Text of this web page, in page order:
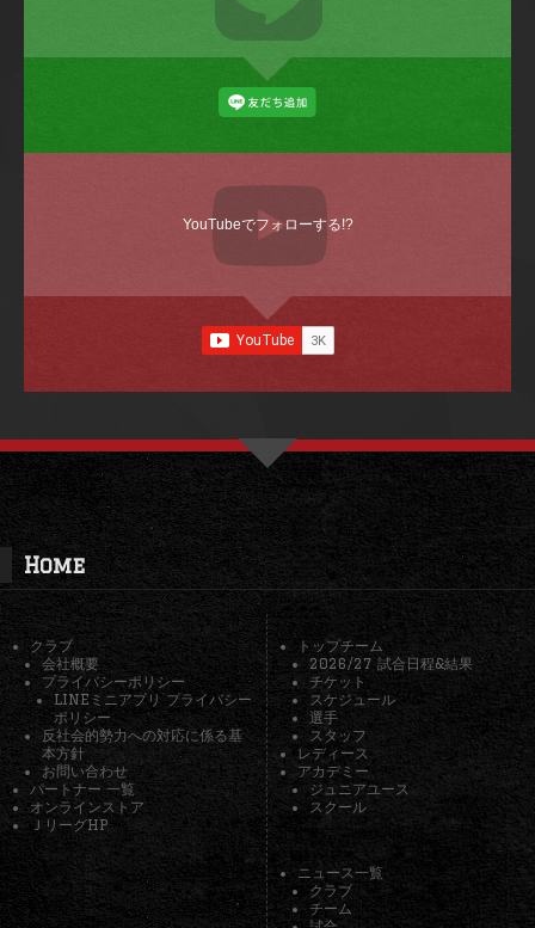
YouTubeでフォローする!?
Home
クラブ
会社概要
プライバシーポリシー
LINEミニアプリ プライバシー
ポリシー
反社会的勢力への対応に係る基
本方針
お問い合わせ
パートナー 一覧
オンラインストア
ＪリーグHP
トップチーム
2026/27 試合日程&結果
チケット
スケジュール
選手
スタッフ
レディース
アカデミー
ジュニアユース
スクール
ニュース一覧
クラブ
チーム